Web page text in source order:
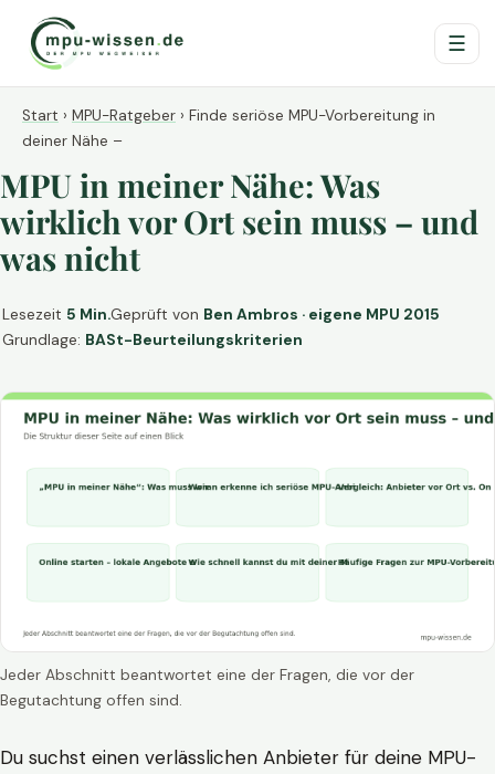
☰
Start › MPU-Ratgeber › Finde seriöse MPU-Vorbereitung in
deiner Nähe –
MPU in meiner Nähe: Was
wirklich vor Ort sein muss – und
was nicht
Lesezeit 5 Min.Geprüft von Ben Ambros · eigene MPU 2015
Grundlage: BASt-Beurteilungskriterien
Jeder Abschnitt beantwortet eine der Fragen, die vor der
Begutachtung offen sind.
Du suchst einen verlässlichen Anbieter für deine MPU-